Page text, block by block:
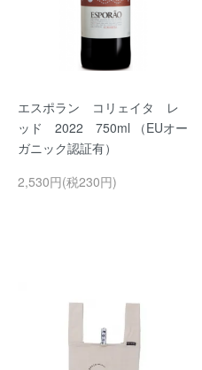
エスポラン コリェイタ レ
ッド 2022 750ml （EUオー
ガニック認証有）
2,530円(税230円)